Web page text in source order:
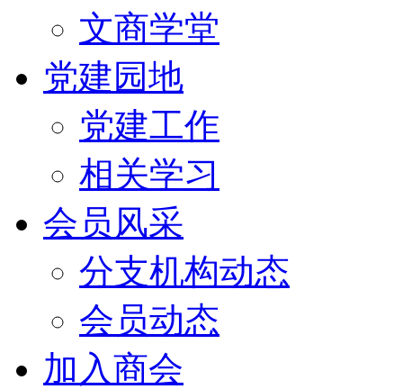
文商学堂
党建园地
党建工作
相关学习
会员风采
分支机构动态
会员动态
加入商会